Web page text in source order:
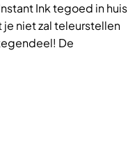
Ink tegoed in huis
je niet zal teleurstellen
De